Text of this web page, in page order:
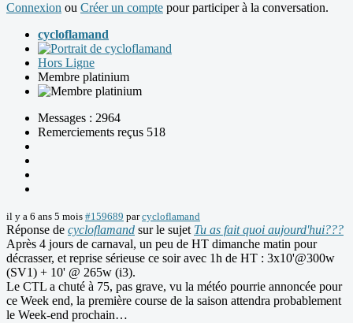
Connexion ou Créer un compte pour participer à la conversation.
cycloflamand
Hors Ligne
Membre platinium
Messages : 2964
Remerciements reçus 518
il y a 6 ans 5 mois #159689 parcycloflamand
Réponse de cycloflamand sur le sujet Tu as fait quoi aujourd'hui???
Après 4 jours de carnaval, un peu de HT dimanche matin pour
décrasser, et reprise sérieuse ce soir avec 1h de HT : 3x10'@300w
(SV1) + 10' @ 265w (i3).
Le CTL a chuté à 75, pas grave, vu la météo pourrie annoncée pour
ce Week end, la première course de la saison attendra probablement
le Week-end prochain…